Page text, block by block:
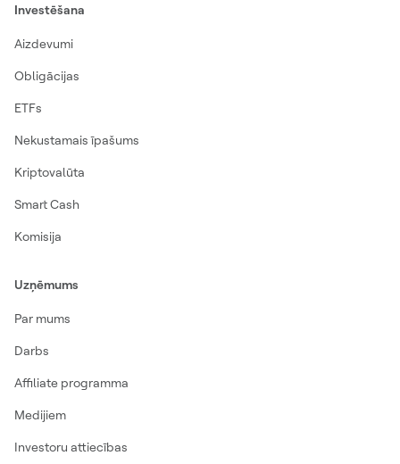
Investēšana
Aizdevumi
Obligācijas
ETFs
Nekustamais īpašums
Kriptovalūta
Smart Cash
Komisija
Uzņēmums
Par mums
Darbs
Affiliate programma
Medijiem
Investoru attiecības